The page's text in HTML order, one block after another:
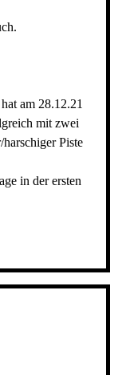
am 28.12.21
mit zwei
Piste
in der ersten